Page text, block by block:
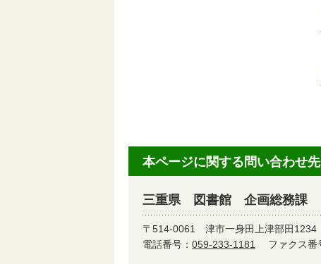
本ページに関する問い合わせ先
三重県 図書館 企画総務課
〒514-0061 津市一身田上津部田1234
電話番号： 059-233-1181 ファクス